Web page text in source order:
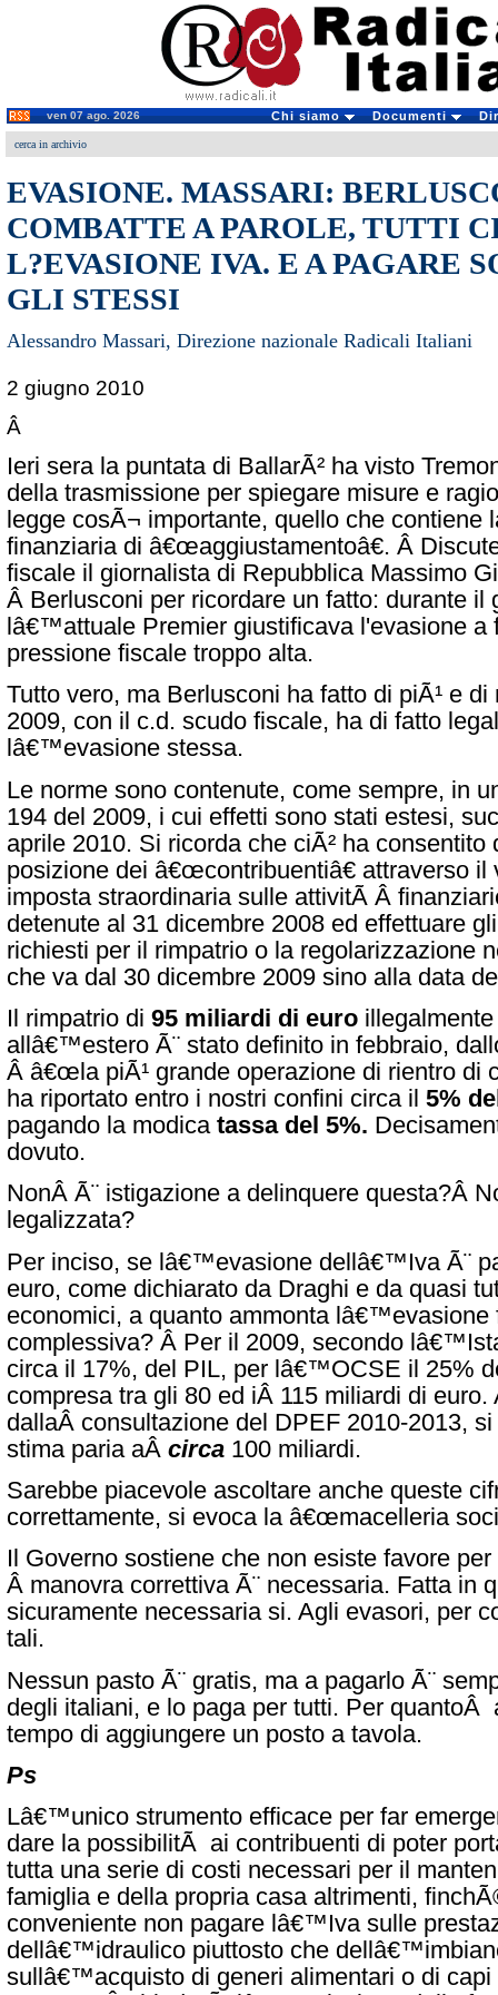
ven 07 ago. 2026 Chi siamo Documenti
cerca in archivio
EVASIONE. MASSARI:
COMBATTE A PAROLE, TUTTI
L?EVASIONE IVA. E A PAGARE
GLI STESSI
Alessandro Massari, Direzione nazionale Radicali Italiani
2 giugno 2010
Â
Ieri sera la puntata di BallarÃ² ha visto
della trasmissione per spiegare misure e
legge cosÃ¬ importante, quello che contiene
finanziaria di â€œaggiustamentoâ€. Â
fiscale il giornalista di Repubblica Massimo
Â Berlusconi per ricordare un fatto: durante il
lâ€™attuale Premier giustificava l'evasione a
pressione fiscale troppo alta.
Tutto vero, ma Berlusconi ha fatto di piÃ¹ e
2009, con il c.d. scudo fiscale, ha di fatto
lâ€™evasione stessa.
Le norme sono contenute, come sempre, in
194 del 2009, i cui effetti sono stati estesi,
aprile 2010. Si ricorda che ciÃ² ha consentito
posizione dei â€œcontribuentiâ€ attraverso il
imposta straordinaria sulle attivitÃ Â
detenute al 31 dicembre 2008 ed effettuare
richiesti per il rimpatrio o la regolarizzazione
che va dal 30 dicembre 2009 sino alla data
Il rimpatrio di 95 miliardi di euro
allâ€™estero Ã¨ stato definito in febbraio,
Â â€œla piÃ¹ grande operazione di rientro di
ha riportato entro i nostri confini circa il 5%
pagando la modica tassa del 5%.
dovuto.
NonÂ Ã¨ istigazione a delinquere questa?Â
legalizzata?
Per inciso, se lâ€™evasione dellâ€™Iva Ã¨
euro, come dichiarato da Draghi e da quasi
economici, a quanto ammonta lâ€™evasione
complessiva? Â Per il 2009, secondo
circa il 17%, del PIL, per lâ€™OCSE il 25%
compresa tra gli 80 ed iÂ 115 miliardi di euro.
dallaÂ consultazione del DPEF 2010-2013,
stima paria aÂ circa 100 miliardi.
Sarebbe piacevole ascoltare anche queste
correttamente, si evoca la â€œmacelleria
Il Governo sostiene che non esiste favore
Â manovra correttiva Ã¨ necessaria. Fatta in
sicuramente necessaria si. Agli evasori, per
tali.
Nessun pasto Ã¨ gratis, ma a pagarlo Ã¨
degli italiani, e lo paga per tutti. Per quantoÂ
tempo di aggiungere un posto a tavola.
Ps
Lâ€™unico strumento efficace per far
dare la possibilitÃ ai contribuenti di poter
tutta una serie di costi necessari per il
famiglia e della propria casa altrimenti,
conveniente non pagare lâ€™Iva sulle
dellâ€™idraulico piuttosto che
sullâ€™acquisto di generi alimentari o di capi